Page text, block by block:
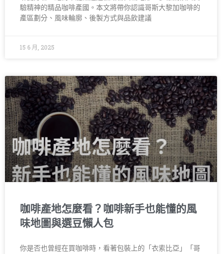
驗精神的精品咖啡產國。本文將帶你認識哥斯大黎加咖啡的
產區劃分、風味輪廓、後製方式與品飲建議
15 6 月, 2025
咖啡產地怎麼看？咖啡新手也能懂的風
味地圖與選豆懶人包
你是否也曾經在買咖啡時，看著包裝上的「衣索比亞」「哥